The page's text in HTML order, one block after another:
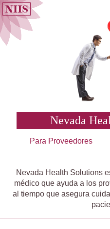
Nevada
Para Proveedores
Nevada Health Solutions
médico que ayuda a los
al tiempo que asegura